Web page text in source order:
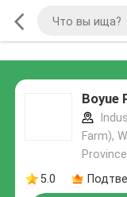
Boyue
Farm),
5.0